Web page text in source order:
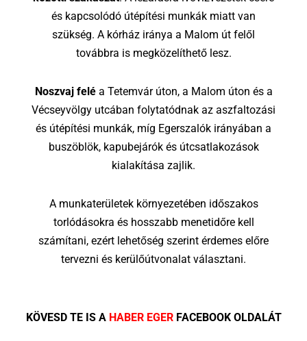
és kapcsolódó útépítési munkák miatt van
szükség. A kórház iránya a Malom út felől
továbbra is megközelíthető lesz.
Noszvaj feléa Tetemvár úton, a Malom úton és a
Vécseyvölgy utcában folytatódnak az aszfaltozási
és útépítési munkák, míg Egerszalók irányában a
buszöblök, kapubejárók és útcsatlakozások
kialakítása zajlik.
A munkaterületek környezetében időszakos
torlódásokra és hosszabb menetidőre kell
számítani, ezért lehetőség szerint érdemes előre
tervezni és kerülőútvonalat választani.
KÖVESD TE IS A HABER EGERFACEBOOK OLDALÁT